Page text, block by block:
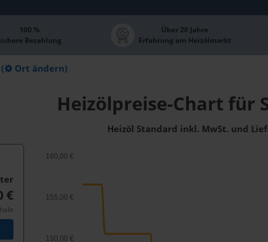
100 %
Bezahlung
Über 20 Jahre
Erfahrung am Heizölmarkt
( Ort ändern)
€
Heizölpreise-Chart für
Heizöl Standard inkl. MwSt. und
150,00 €
155,00 €
160,00 €